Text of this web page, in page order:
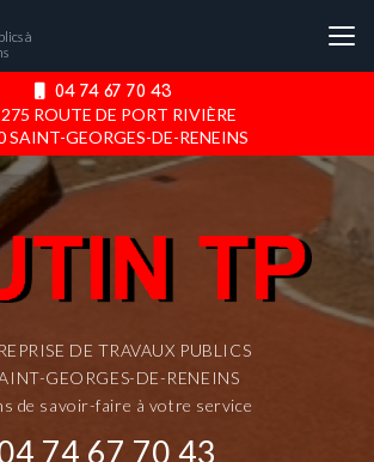
04 74 67 70 43
ROUTE DE PORT RIVIÈRE
SAINT-GEORGES-DE-RENEINS
DE TRAVAUX PUBLICS
GEORGES-DE-RENEINS
de savoir-faire à votre service
74 67 70 43